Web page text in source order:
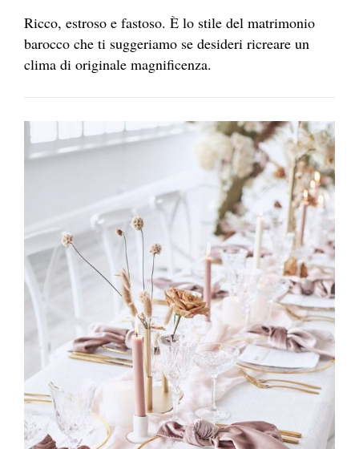
Ricco, estroso e fastoso. È lo stile del matrimonio
barocco che ti suggeriamo se desideri ricreare un
clima di originale magnificenza.